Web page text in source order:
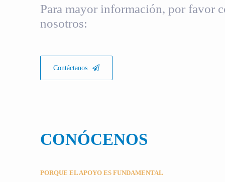
Para mayor información, por favor
nosotros:
Contáctanos
CONÓCENOS
PORQUE EL APOYO ES FUNDAMENTAL